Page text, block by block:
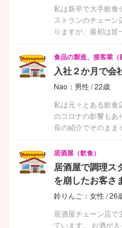
私は新卒で大手飲食
ストランのチェーン
りますが、最初は皆
食品の製造、接客業（
入社２か月で会
Nao：男性 / 22歳
私は元々とある飲食
のコロナの影響もあ
長の紹介でそのまま
居酒屋（飲食）
居酒屋で調理ス
を崩したお客さ
鈴りんご：女性 / 26
居酒屋チェーン店で
ています。 お酒が